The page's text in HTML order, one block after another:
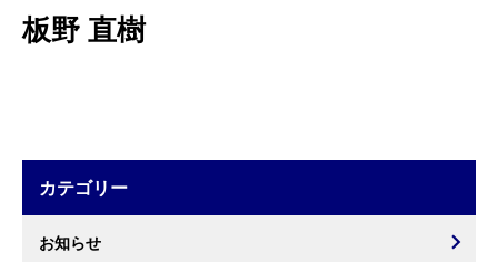
板野 直樹
カテゴリー
お知らせ